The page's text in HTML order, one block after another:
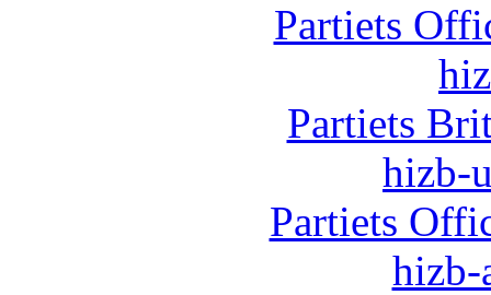
Partiets
Partiets
hizb-
Partiets
hizb-